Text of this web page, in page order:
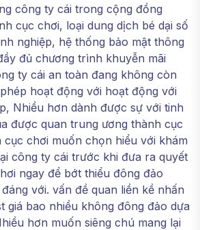
công ty cái trong cộng đồng
cục chơi, loại dung dịch bé dại số
nghiệp, hệ thống bảo mật thông
đủ chương trình khuyễn mãi
ty cái an toàn đang không còn
hoạt động với hoạt động với
Nhiều hơn dành được sự với tinh
được quan trung ương thành cục
chơi muốn chọn hiểu với khám
công ty cái trước khi đưa ra quyết
ngay để bớt thiểu đông đảo
với. vấn đề quan liền kề nhấn
giá bao nhiều không đông đảo dựa
hơn muốn siêng chú mang lại